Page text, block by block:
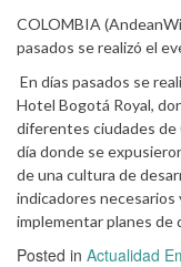
COLOMBIA
pasados se realizó el
En días pasados se
Hotel Bogotá Royal,
diferentes ciudades de
día donde se
de una cultura de
indicadores necesarios
implementar planes de
Posted in Actualidad